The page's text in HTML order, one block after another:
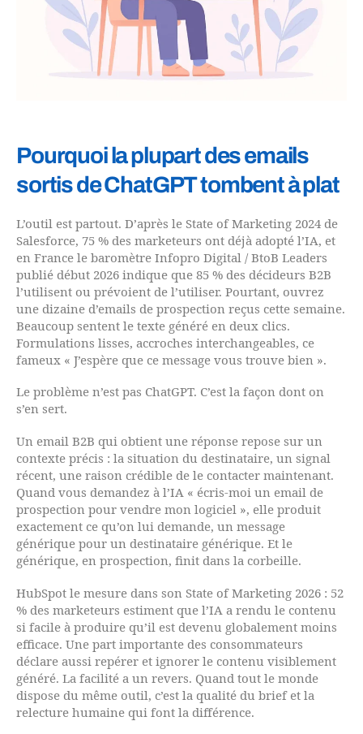
Pourquoi la plupart des emails
sortis de ChatGPT tombent à plat
L’outil est partout. D’après le State of Marketing 2024 de
Salesforce, 75 % des marketeurs ont déjà adopté l’IA, et
en France le baromètre Infopro Digital / BtoB Leaders
publié début 2026 indique que 85 % des décideurs B2B
l’utilisent ou prévoient de l’utiliser. Pourtant, ouvrez
une dizaine d’emails de prospection reçus cette semaine.
Beaucoup sentent le texte généré en deux clics.
Formulations lisses, accroches interchangeables, ce
fameux « J’espère que ce message vous trouve bien ».
Le problème n’est pas ChatGPT. C’est la façon dont on
s’en sert.
Un email B2B qui obtient une réponse repose sur un
contexte précis : la situation du destinataire, un signal
récent, une raison crédible de le contacter maintenant.
Quand vous demandez à l’IA « écris-moi un email de
prospection pour vendre mon logiciel », elle produit
exactement ce qu’on lui demande, un message
générique pour un destinataire générique. Et le
générique, en prospection, finit dans la corbeille.
HubSpot le mesure dans son State of Marketing 2026 : 52
% des marketeurs estiment que l’IA a rendu le contenu
si facile à produire qu’il est devenu globalement moins
efficace. Une part importante des consommateurs
déclare aussi repérer et ignorer le contenu visiblement
généré. La facilité a un revers. Quand tout le monde
dispose du même outil, c’est la qualité du brief et la
relecture humaine qui font la différence.